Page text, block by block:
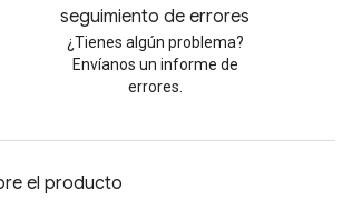
seguimiento de errores
¿Tienes algún problema?
Envíanos un informe de
errores.
el producto